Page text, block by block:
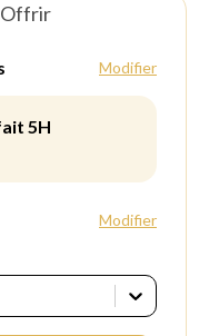
Offrir